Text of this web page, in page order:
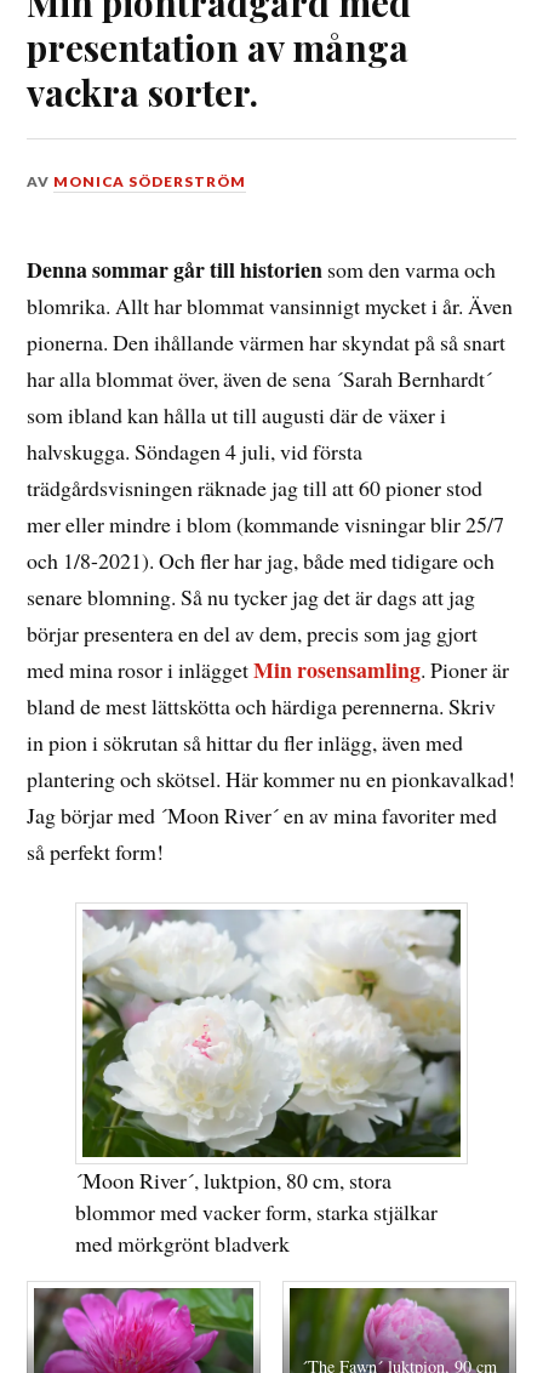
presentation av många
vackra sorter.
DEN
2021
AV MONICA SÖDERSTRÖM
Denna sommar går till historien som den varma och
blomrika. Allt har blommat vansinnigt mycket i år. Även
pionerna. Den ihållande värmen har skyndat på så snart
har alla blommat över, även de sena ´Sarah Bernhardt´
som ibland kan hålla ut till augusti där de växer i
halvskugga. Söndagen 4 juli, vid första
trädgårdsvisningen räknade jag till att 60 pioner stod
mer eller mindre i blom (kommande visningar blir 25/7
och 1/8-2021). Och fler har jag, både med tidigare och
senare blomning. Så nu tycker jag det är dags att jag
börjar presentera en del av dem, precis som jag gjort
med mina rosor i inläggetMin rosensamling. Pioner är
bland de mest lättskötta och härdiga perennerna. Skriv
in pion i sökrutan så hittar du fler inlägg, även med
plantering och skötsel. Här kommer nu en pionkavalkad!
Jag börjar med ´Moon River´ en av mina favoriter med
så perfekt form!
´Moon River´, luktpion, 80 cm, stora
blommor med vacker form, starka stjälkar
med mörkgrönt bladverk
´The Fawn´ luktpion, 90 cm